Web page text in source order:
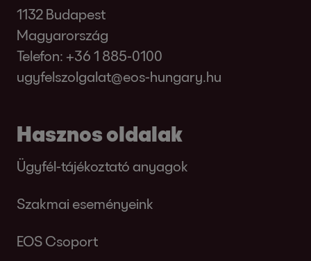
1132 Budapest
Magyarország
Telefon: +36 1 885-0100
ugyfelszolgalat@eos-hungary.hu
Hasznos oldalak
Ügyfél-tájékoztató anyagok
Szakmai eseményeink
EOS Csoport